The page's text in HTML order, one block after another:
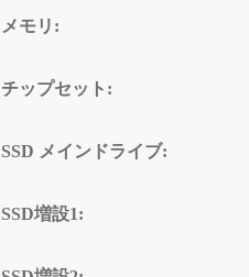
メモリ:
チップセット:
SSD メインドライブ:
SSD増設1: